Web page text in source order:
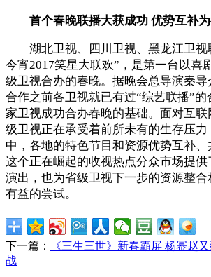
首个春晚联播大获成功 优势互补
湖北卫视、四川卫视、黑龙江卫视
今宵2017笑星大联欢”，是第一台以喜
级卫视合办的春晚。据晚会总导演秦
合作之前各卫视就已有过“综艺联播”
家卫视成功合办春晚的基础。面对互
级卫视正在承受着前所未有的生存压力
中，各地的特色节目和资源优势互补、
这个正在崛起的收视热点分众市场提
演出，也为省级卫视下一步的资源整合
有益的尝试。
下一篇：
《三生三世》新春霸屏 杨幂赵
战